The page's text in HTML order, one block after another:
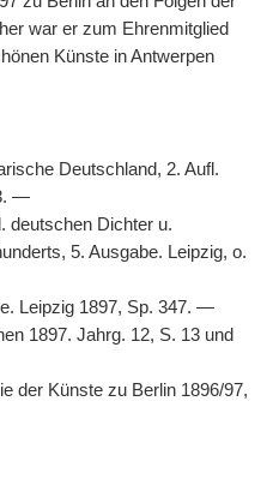
war er zum Ehrenmitglied
Künste in Antwerpen
Deutschland, 2. Aufl.
—
deutschen Dichter u.
5. Ausgabe. Leipzig, o.
Leipzig 1897, Sp. 347. —
1897. Jahrg. 12, S. 13 und
der Künste zu Berlin 1896/97,